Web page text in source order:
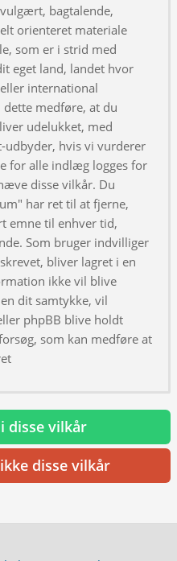
bagtalende,
orienteret materiale
som er i strid med
eget land, landet hvor
international
medføre, at du
udelukket, med
udbyder, hvis vi vurderer
for alle indlæg logges for
disse vilkår. Du
har ret til at fjerne,
emne til enhver tid,
Som bruger indvilliger
bliver lagret i en
ikke vil blive
dit samtykke, vil
phpBB blive holdt
som kan medføre at
disse vilkår
disse vilkår